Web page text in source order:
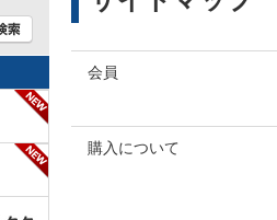
会員
購入について